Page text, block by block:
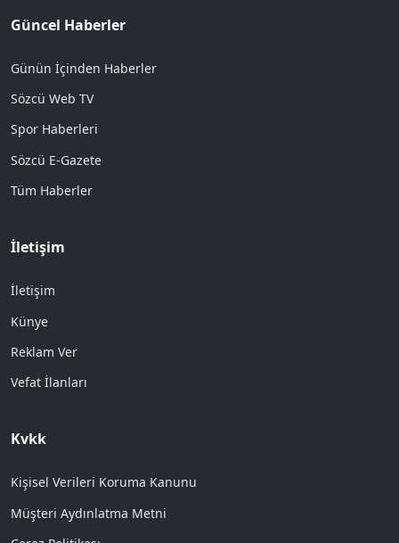
Güncel Haberler
Günün İçinden Haberler
Sözcü Web TV
Spor Haberleri
Sözcü E-Gazete
Tüm Haberler
İletişim
İletişim
Künye
Reklam Ver
Vefat İlanları
Kvkk
Kişisel Verileri Koruma Kanunu
Müşteri Aydınlatma Metni